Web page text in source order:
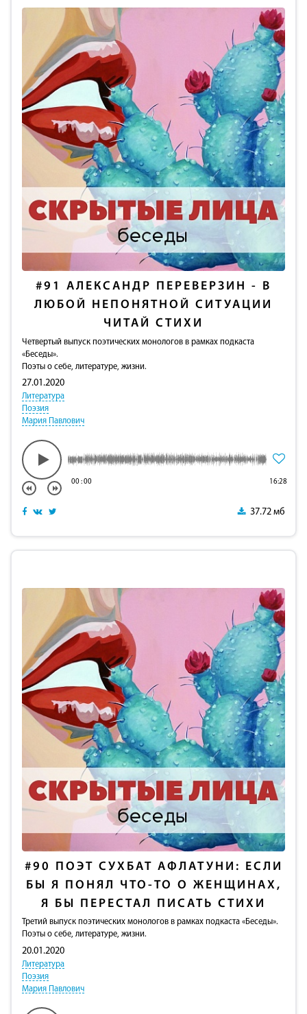
#91 АЛЕКСАНДР ПЕРЕВЕРЗИН - В
ЛЮБОЙ НЕПОНЯТНОЙ СИТУАЦИИ
ЧИТАЙ СТИХИ
Четвертый выпуск поэтических монологов в рамках подкаста
«Беседы».
Поэты о себе, литературе, жизни.
27.01.2020
Литература
Поэзия
Мария Павлович
00:00 16:28
37.72 мб
#90
ПОЭТ СУХБАТ АФЛАТУНИ: ЕСЛИ
БЫ Я ПОНЯЛ ЧТО-ТО О ЖЕНЩИНАХ,
Я БЫ ПЕРЕСТАЛ ПИСАТЬ СТИХИ
Третий выпуск поэтических монологов в рамках подкаста «Беседы».
Поэты о себе, литературе, жизни.
20.01.2020
Литература
Поэзия
Мария Павлович